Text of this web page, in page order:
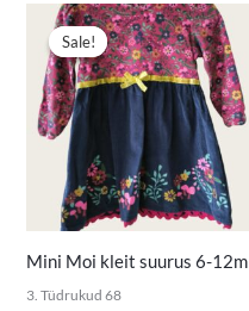
Sale!
Sale!
Mini Moi kleit suurus 6-12m
3. Tüdrukud 68
Algne
hind
oli:
5,00 €.
Praegune
hind
on:
3,00 €.